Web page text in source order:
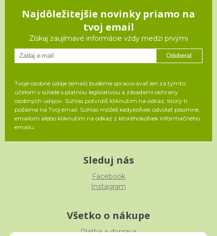
Najdôležitejšie novinky priamo na
tvoj email
Získaj zaujímavé informácie vždy medzi prvými
Odoberať
Tvoje osobné údaje (email) budeme spracovávať len za týmto
účelom v súlade s platnou legislatívou a zásadami ochrany
osobných údajov. Súhlas potvrdíš kliknutím na odkaz, ktorý ti
pošleme na Tvoj email. Súhlas môžeš kedykoľvek odvolať písomne,
emailom alebo kliknutím na odkaz z ktoréhokoľvek informačného
emailu.
Sleduj nás
Facebook
Instagram
Všetko o nákupe
Platba a doprava